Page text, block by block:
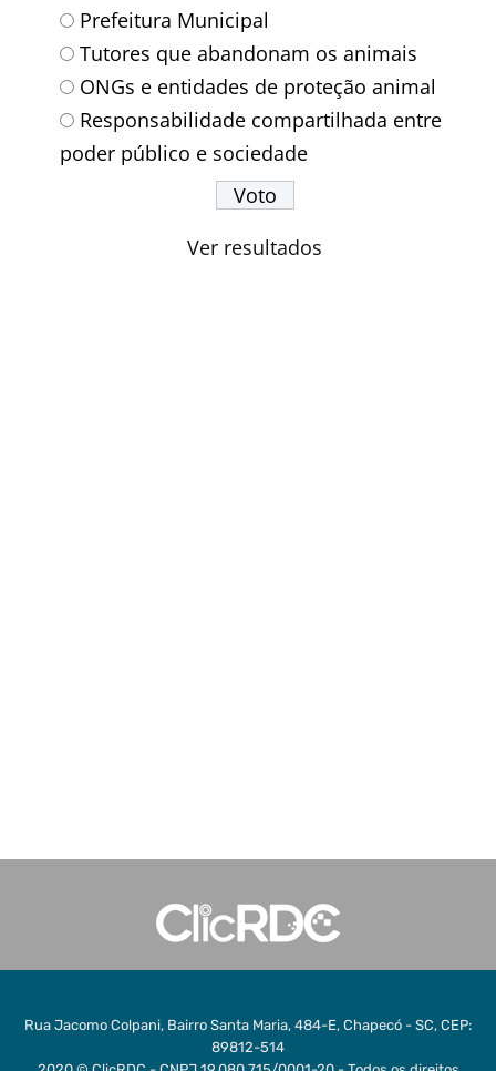
Prefeitura Municipal
Tutores que abandonam os animais
ONGs e entidades de proteção animal
Responsabilidade compartilhada entre
poder público e sociedade
Ver resultados
Rua Jacomo Colpani, Bairro Santa Maria, 484-E, Chapecó - SC, CEP:
89812-514